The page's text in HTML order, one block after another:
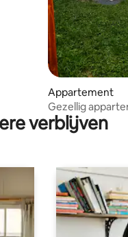
Appartement
Gezellig
verblijven